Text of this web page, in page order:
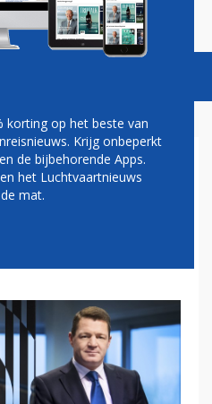
Vacatures
PLAN
TE
ZIJN ANDERE
korting op het beste van
Krijg onbeperkt
de bijbehorende Apps.
het Luchtvaartnieuws
mat.